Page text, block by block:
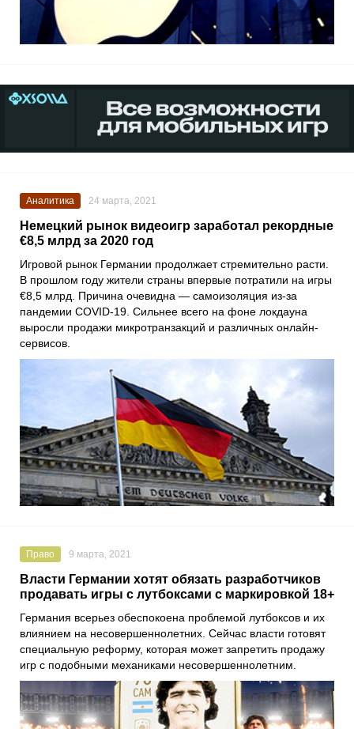
Аналитика 24 марта, 2021
Немецкий рынок видеоигр заработал рекордные
€8,5 млрд за 2020 год
Игровой рынок Германии продолжает стремительно расти.
В прошлом году жители страны впервые потратили на игры
€8,5 млрд. Причина очевидна — самоизоляция из-за
пандемии COVID-19. Сильнее всего на фоне локдауна
выросли продажи микротранзакций и различных онлайн-
сервисов.
Право 9 марта, 2021
Власти Германии хотят обязать разработчиков
продавать игры с лутбоксами с маркировкой 18+
Германия всерьез обеспокоена проблемой лутбоксов и их
влиянием на несовершеннолетних. Сейчас власти готовят
специальную реформу, которая может запретить продажу
игр с подобными механиками несовершеннолетним.